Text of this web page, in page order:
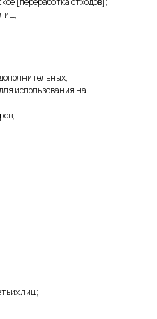
использования на
лиц;